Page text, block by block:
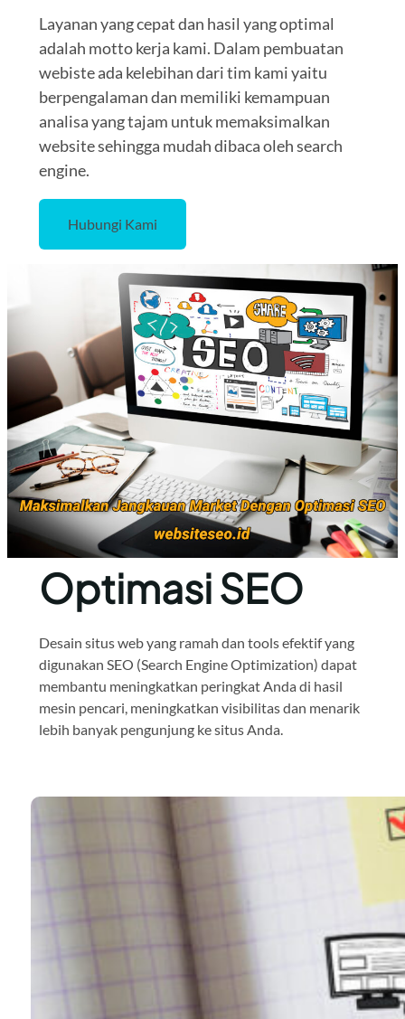
Layanan yang cepat dan hasil yang optimal
adalah motto kerja kami. Dalam pembuatan
webiste ada kelebihan dari tim kami yaitu
berpengalaman dan memiliki kemampuan
analisa yang tajam untuk memaksimalkan
website sehingga mudah dibaca oleh search
engine.
Hubungi Kami
Optimasi SEO
Desain situs web yang ramah dan tools efektif yang
digunakan SEO (Search Engine Optimization) dapat
membantu meningkatkan peringkat Anda di hasil
mesin pencari, meningkatkan visibilitas dan menarik
lebih banyak pengunjung ke situs Anda.